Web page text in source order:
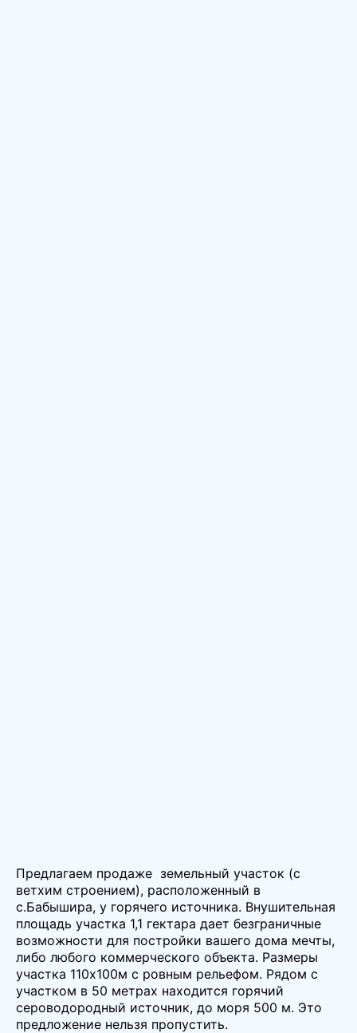
Предлагаем продаже земельный участок (с
ветхим строением), расположенный в
с.Бабышира, у горячего источника. Внушительная
площадь участка 1,1 гектара дает безграничные
возможности для постройки вашего дома мечты,
либо любого коммерческого объекта. Размеры
участка 110х100м с ровным рельефом. Рядом с
участком в 50 метрах находится горячий
сероводородный источник, до моря 500 м. Это
предложение нельзя пропустить.